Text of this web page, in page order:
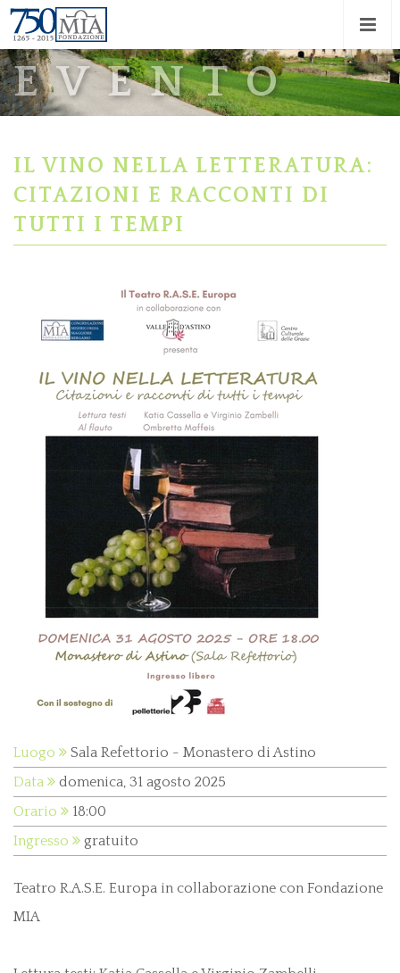
EVENTO
IL VINO NELLA LETTERATURA:
CITAZIONI E RACCONTI DI
TUTTI I TEMPI
Luogo
Sala Refettorio - Monastero di Astino
Data
domenica, 31 agosto 2025
Orario
18:00
Ingresso
gratuito
Teatro R.A.S.E. Europa in collaborazione con Fondazione
MIA